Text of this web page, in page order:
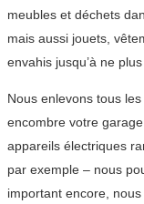
meubles et déchets
mais aussi jouets,
envahis jusqu’à ne
Nous enlevons tous
encombre votre
appareils électriques
par exemple – nous
important encore,